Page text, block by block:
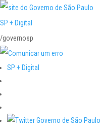
SP + Digital
/governosp
SP + Digital